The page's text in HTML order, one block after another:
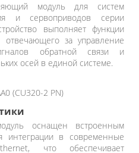
модуль для систем
и сервоприводов серии
выполняет функции
отвечающего за управление
обратной связи и
осей в единой системе.
(CU320-2 PN)
оснащен встроенным
интеграции в современные
что обеспечивает